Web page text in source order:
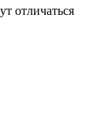
отличаться